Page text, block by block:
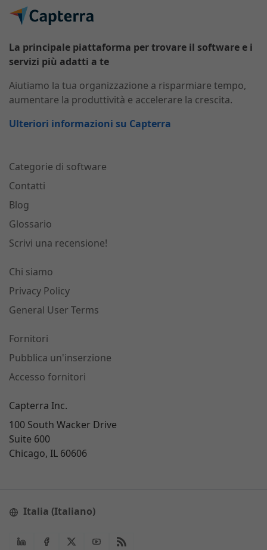
La principale piattaforma per trovare il software e i
servizi più adatti a te
Aiutiamo la tua organizzazione a risparmiare tempo,
aumentare la produttività e accelerare la crescita.
Ulteriori informazioni su Capterra
Categorie di software
Contatti
Blog
Glossario
Scrivi una recensione!
Chi siamo
Privacy Policy
General User Terms
Fornitori
Pubblica un'inserzione
Accesso fornitori
Capterra Inc.
100 South Wacker Drive
Suite 600
Chicago, IL 60606
Italia (Italiano)